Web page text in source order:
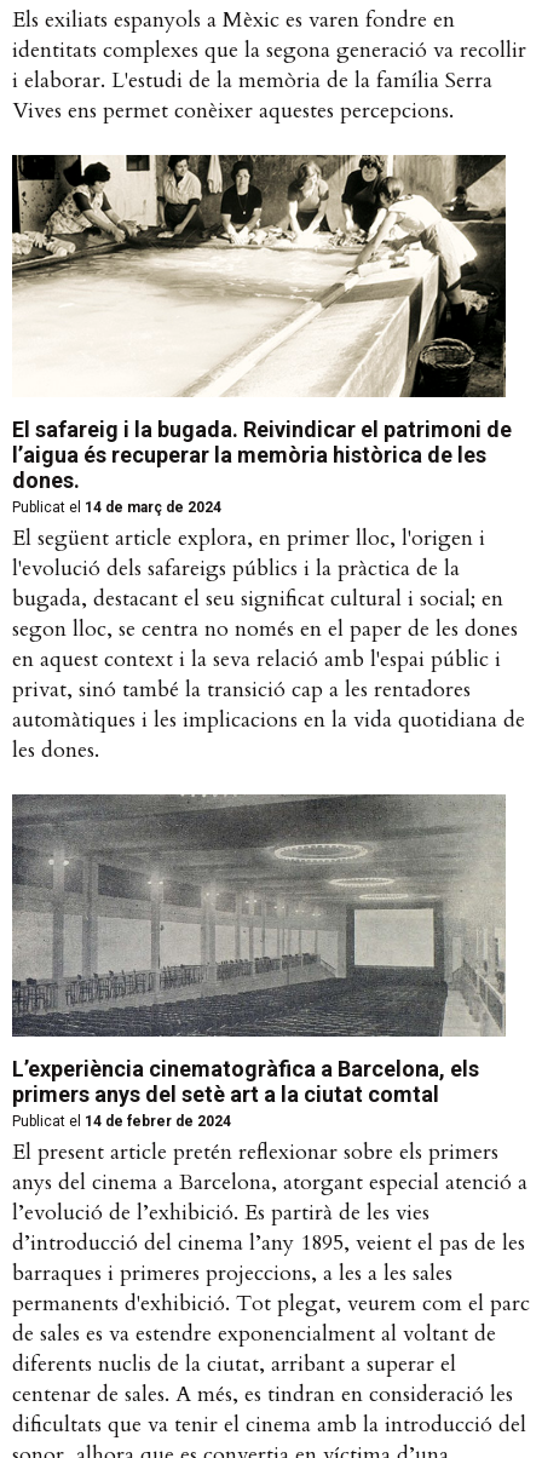
Els exiliats espanyols a Mèxic es varen fondre en
identitats complexes que la segona generació va recollir
i elaborar. L'estudi de la memòria de la família Serra
Vives ens permet conèixer aquestes percepcions.
El safareig i la bugada. Reivindicar el patrimoni de
l’aigua és recuperar la memòria històrica de les
dones.
Publicat el 14 de març de 2024
El següent article explora, en primer lloc, l'origen i
l'evolució dels safareigs públics i la pràctica de la
bugada, destacant el seu significat cultural i social; en
segon lloc, se centra no només en el paper de les dones
en aquest context i la seva relació amb l'espai públic i
privat, sinó també la transició cap a les rentadores
automàtiques i les implicacions en la vida quotidiana de
les dones.
L’experiència cinematogràfica a Barcelona, els
primers anys del setè art a la ciutat comtal
Publicat el 14 de febrer de 2024
El present article pretén reflexionar sobre els primers
anys del cinema a Barcelona, atorgant especial atenció a
l’evolució de l’exhibició. Es partirà de les vies
d’introducció del cinema l’any 1895, veient el pas de les
barraques i primeres projeccions, a les a les sales
permanents d'exhibició. Tot plegat, veurem com el parc
de sales es va estendre exponencialment al voltant de
diferents nuclis de la ciutat, arribant a superar el
centenar de sales. A més, es tindran en consideració les
dificultats que va tenir el cinema amb la introducció del